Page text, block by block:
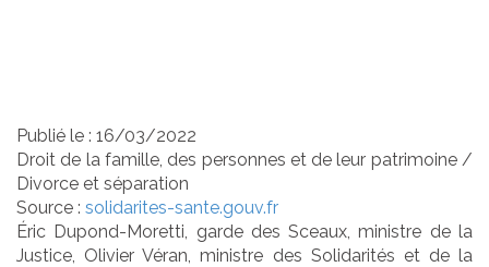
Publié le : 16/03/2022
Droit de la famille, des personnes et de leur patrimoine/
Divorce et séparation
Source : solidarites-sante.gouv.fr
Éric Dupond-Moretti, garde des Sceaux, ministre de la
Justice, Olivier Véran, ministre des Solidarités et de la